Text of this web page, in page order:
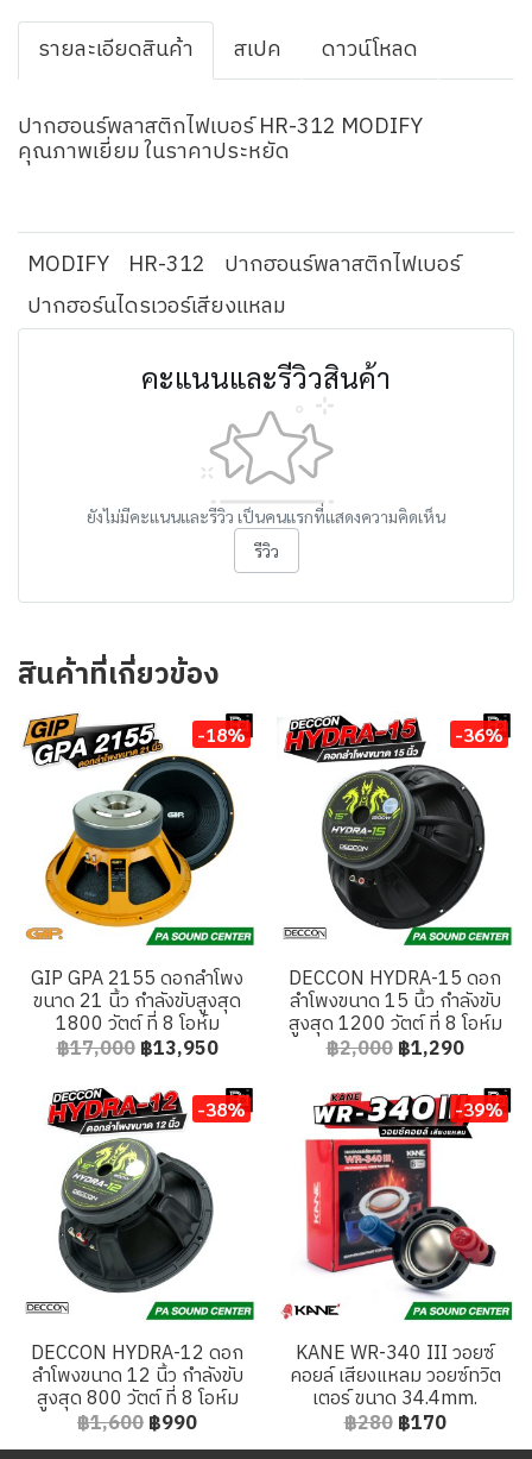
รายละเอียดสินค้า สเปค ดาวน์โหลด
ปากฮอนร์พลาสติกไฟเบอร์ HR-312 MODIFY
คุณภาพเยี่ยม ในราคาประหยัด
MODIFY HR-312
ปากฮอนร์พลาสติกไฟเบอร์
ปากฮอร์นไดรเวอร์เสียงแหลม
คะแนนและรีวิวสินค้า
ยังไม่มีคะแนนและรีวิว เป็นคนแรกที่แสดงความคิดเห็น
รีวิว
สินค้าที่เกี่ยวข้อง
-18%
GIP GPA 2155 ดอกลำโพง
ขนาด 21 นิ้ว กำลังขับสูงสุด
1800 วัตต์ ที่ 8 โอห์ม
฿17,000 ฿13,950
-36%
DECCON HYDRA-15 ดอก
ลำโพงขนาด 15 นิ้ว กำลังขับ
สูงสุด 1200 วัตต์ ที่ 8 โอห์ม
฿2,000 ฿1,290
-38%
DECCON HYDRA-12 ดอก
ลำโพงขนาด 12 นิ้ว กำลังขับ
สูงสุด 800 วัตต์ ที่ 8 โอห์ม
฿1,600฿990
-39%
KANE WR-340 III วอยซ์
คอยล์ เสียงแหลม วอยซ์ทวิต
เตอร์ ขนาด 34.4mm.
฿280 ฿170